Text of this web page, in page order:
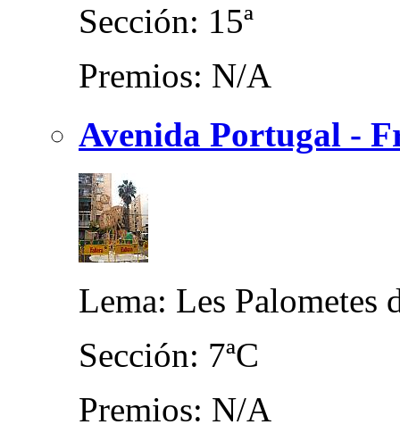
Sección: 15ª
Premios: N/A
Avenida Portugal -
Lema: Les Palometes
Sección: 7ªC
Premios: N/A